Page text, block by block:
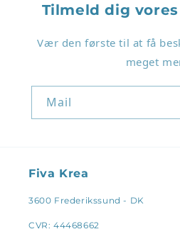
Tilmeld dig
Vær den første til at få
meget
Mail
Fiva Krea
3600 Frederikssund - DK
CVR: 44468662
Login påkrævet
Log ind på din konto for
din ønskeliste og se dine